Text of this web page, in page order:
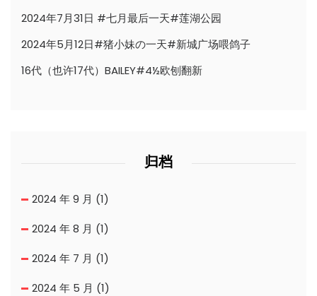
2024年7月31日 #七月最后一天#莲湖公园
2024年5月12日#猪小妹の一天#新城广场喂鸽子
16代（也许17代）BAILEY#4½欧刨翻新
归档
2024 年 9 月 (1)
2024 年 8 月 (1)
2024 年 7 月 (1)
2024 年 5 月 (1)